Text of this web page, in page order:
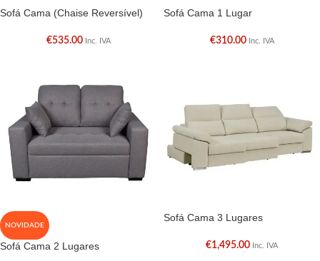
Sofá Cama (Chaise Reversível)
€535.00 Inc. IVA
Sofá Cama 1 Lugar
€310.00 Inc. IVA
NOVIDADE
Sofá Cama 2 Lugares
Sofá Cama 3 Lugares
€1,495.00 Inc. IVA